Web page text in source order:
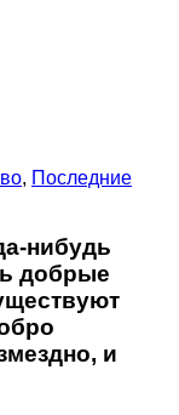
, Последние
нибудь
добрые
и